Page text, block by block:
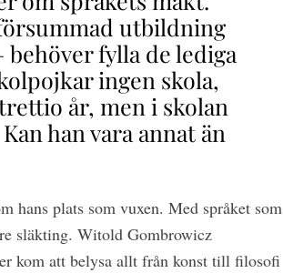
utbildning
fylla de lediga
ingen skola,
år, men i skolan
han vara annat än
hans plats som vuxen. Med språket som
släkting. Witold Gombrowicz
kom att belysa allt från konst till filosofi